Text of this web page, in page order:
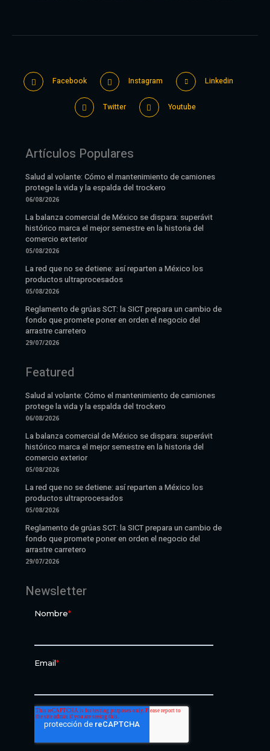
Facebook Instagram Linkedin
Twitter Youtube
Artículos Populares
Salud al volante: Cómo el mantenimiento de camiones
protege la vida y la espalda del trockero
06/08/2026
La balanza comercial de México se dispara: superávit
histórico marca el mejor semestre en la historia del
comercio exterior
05/08/2026
La red que no se detiene: así reparten a México los
productos ultraprocesados
05/08/2026
Reglamento de grúas SCT: la SICT prepara un cambio de
fondo que promete poner en orden el negocio del
arrastre carretero
29/07/2026
Featured
Salud al volante: Cómo el mantenimiento de camiones
protege la vida y la espalda del trockero
06/08/2026
La balanza comercial de México se dispara: superávit
histórico marca el mejor semestre en la historia del
comercio exterior
05/08/2026
La red que no se detiene: así reparten a México los
productos ultraprocesados
05/08/2026
Reglamento de grúas SCT: la SICT prepara un cambio de
fondo que promete poner en orden el negocio del
arrastre carretero
29/07/2026
Newsletter